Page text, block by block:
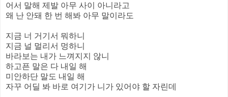
어서 말해 제발 아무 사이 아니라고
왜 난 안돼 한 번 해봐 아무 말이라도
지금 너 거기서 뭐하니
지금 널 멀리서 멍하니
바라보는 내가 느껴지지 않니
하고픈 말은 다 내일 해
미안하단 말도 내일 해
자꾸 어딜 봐 바로 여기가 니가 있어야 할 자린데